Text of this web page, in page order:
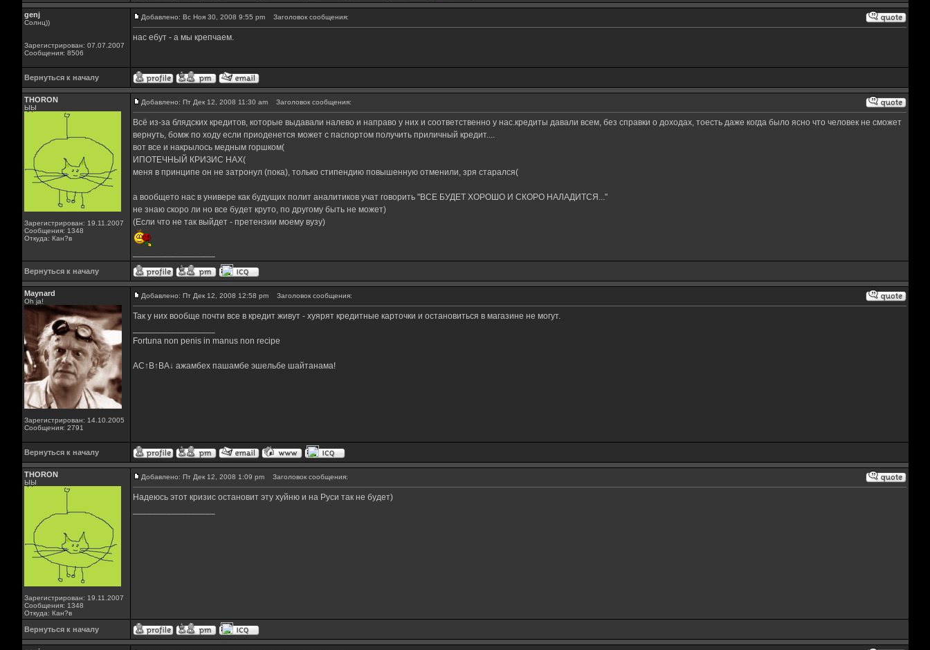
genj
Солнц))
Зарегистрирован: 07.07.2007
Сообщения: 8506
Добавлено: Вс Ноя 30, 2008 9:55 pm Заголовок сообщения:
нас ебут - а мы крепчаем.
Вернуться к началу
THORON
ЫЫ
Зарегистрирован: 19.11.2007
Сообщения: 1348
Откуда: Кан?в
Добавлено: Пт Дек 12, 2008 11:30 am Заголовок сообщения:
Всё из-за блядских кредитов, которые выдавали налево и направо у них и соответственно у нас.кредиты давали всем, без справки о доходах, тоесть даже когда было ясно что человек не сможет
вернуть, бомж по ходу если приоденется может с паспортом получить приличный кредит....
вот все и накрылось медным горшком(
ИПОТЕЧНЫЙ КРИЗИС НАХ(
меня в принципе он не затронул (пока), только стипендию повышенную отменили, зря старался(
а вообщето нас в универе как будущих полит аналитиков учат говорить "ВСЕ БУДЕТ ХОРОШО И СКОРО НАЛАДИТСЯ..."
не знаю скоро ли но все будет круто, по другому быть не может)
(Если что не так выйдет - претензии моему вузу)
Вернуться к началу
Maynard
Oh ja!
Зарегистрирован: 14.10.2005
Сообщения: 2791
Добавлено: Пт Дек 12, 2008 12:58 pm Заголовок сообщения:
Так у них вообще почти все в кредит живут - хуярят кредитные карточки и остановиться в магазине не могут.
Fortuna non penis in manus non recipe
AC↑B↑BA↓ ажамбех пашамбе эшельбе шайтанама!
Вернуться к началу
THORON
ЫЫ
Зарегистрирован: 19.11.2007
Сообщения: 1348
Откуда: Кан?в
Добавлено: Пт Дек 12, 2008 1:09 pm Заголовок сообщения:
Надеюсь этот кризис остановит эту хуйню и на Руси так не будет)
Вернуться к началу